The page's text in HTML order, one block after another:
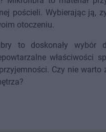
pościeli. Wybierając ją,
otoczeniu.
to doskonały
właściwości
Czy nie